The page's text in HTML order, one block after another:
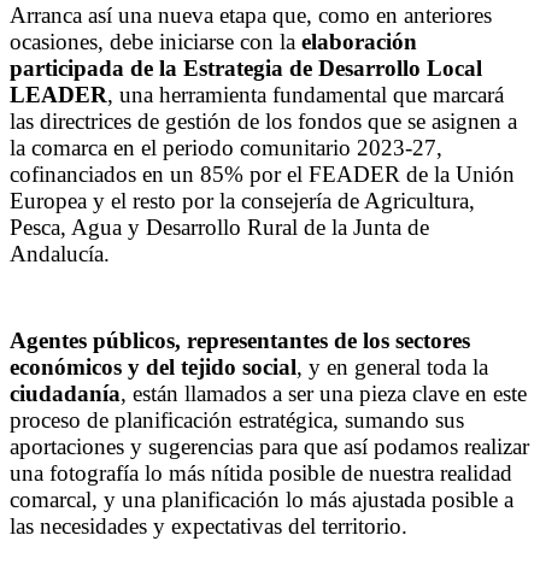
Arranca así una nueva etapa que, como en anteriores
ocasiones, debe iniciarse con la elaboración
participada de la Estrategia de Desarrollo Local
LEADER, una herramienta fundamental que marcará
las directrices de gestión de los fondos que se asignen a
la comarca en el periodo comunitario 2023-27,
cofinanciados en un 85% por el FEADER de la Unión
Europea y el resto por la consejería de Agricultura,
Pesca, Agua y Desarrollo Rural de la Junta de
Andalucía.
Agentes públicos, representantes de los sectores
económicos y del tejido social, y en general toda la
ciudadanía, están llamados a ser una pieza clave en este
proceso de planificación estratégica, sumando sus
aportaciones y sugerencias para que así podamos realizar
una fotografía lo más nítida posible de nuestra realidad
comarcal, y una planificación lo más ajustada posible a
las necesidades y expectativas del territorio.